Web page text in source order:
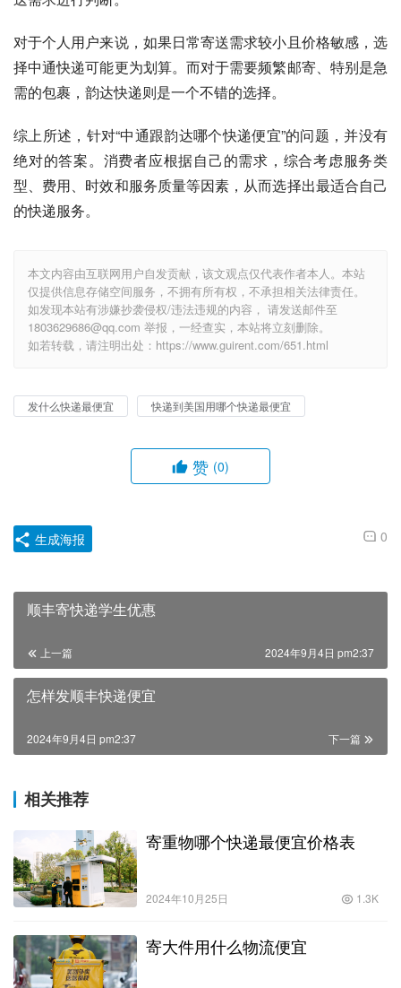
对于个人用户来说，如果日常寄送需求较小且价格敏感，选
择中通快递可能更为划算。而对于需要频繁邮寄、特别是急
需的包裹，韵达快递则是一个不错的选择。
综上所述，针对“中通跟韵达哪个快递便宜”的问题，并没有
绝对的答案。消费者应根据自己的需求，综合考虑服务类
型、费用、时效和服务质量等因素，从而选择出最适合自己
的快递服务。
本文内容由互联网用户自发贡献，该文观点仅代表作者本人。本站
仅提供信息存储空间服务，不拥有所有权，不承担相关法律责任。
如发现本站有涉嫌抄袭侵权/违法违规的内容， 请发送邮件至
1803629686@qq.com 举报，一经查实，本站将立刻删除。
如若转载，请注明出处：https://www.guirent.com/651.html
发什么快递最便宜 快递到美国用哪个快递最便宜
赞 (0)
0
生成海报
顺丰寄快递学生优惠
上一篇 2024年9月4日 pm2:37
怎样发顺丰快递便宜
下一篇
2024年9月4日 pm2:37
相关推荐
寄重物哪个快递最便宜价格表
2024年10月25日 1.3K
寄大件用什么物流便宜